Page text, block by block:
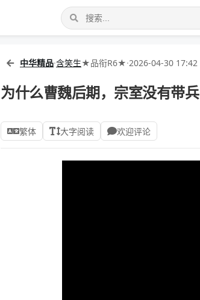
中华精品·含笑生★品衔R6★·2026-04-30 17:42
为什么曹魏后期，宗室没有带兵
繁体 大字阅读 欢迎评论